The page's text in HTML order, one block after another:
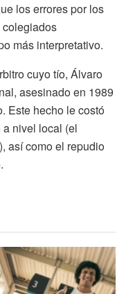
los errores por los
más interpretativo.
cuyo tío, Álvaro
asesinado en 1989
Este hecho le costó
nivel local (el
así como el repudio